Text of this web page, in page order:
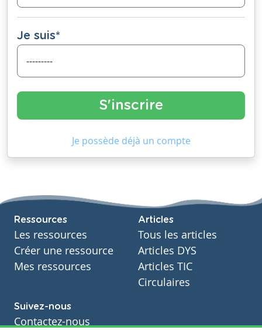
Je suis*
Je possède déjà un compte
Ressources
Les ressources
Créer une ressource
Mes ressources
Articles
Tous les articles
Articles DYS
Articles TIC
Circulaires
Suivez-nous
Contactez-nous